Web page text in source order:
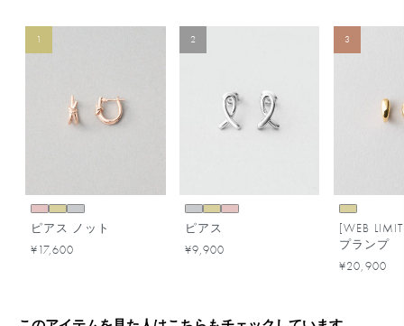
1
ピアス ノット
¥17,600
2
ピアス
¥9,900
3
[WEB
プランプ
¥20,900